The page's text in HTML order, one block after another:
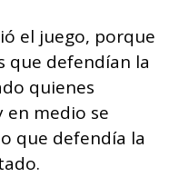
el juego, porque
que defendían la
quienes
en medio se
que defendía la